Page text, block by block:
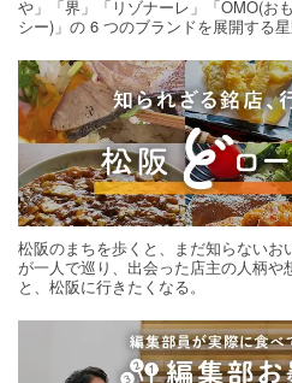
や」「界」「リゾナーレ」「OMO(お
シー)」の 6 つのブランドを展開する
松阪のまちを歩くと、まだ知らない
が一人で巡り、出会った店主の人柄や
と、松阪に行きたくなる。